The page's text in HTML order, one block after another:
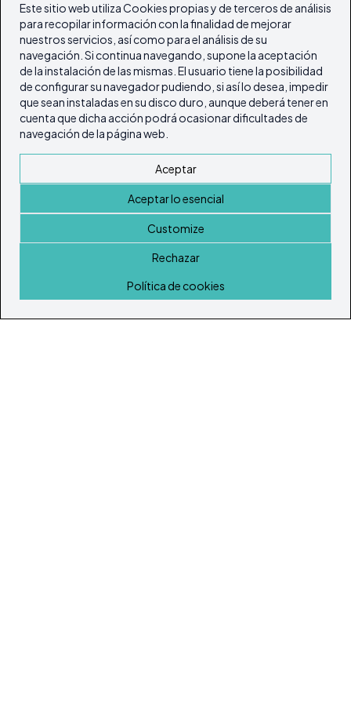
Este sitio web utiliza Cookies propias y de terceros de análisis
para recopilar información con la finalidad de mejorar
nuestros servicios, así como para el análisis de su
navegación. Si continua navegando, supone la aceptación
de la instalación de las mismas. El usuario tiene la posibilidad
de configurar su navegador pudiendo, si así lo desea, impedir
que sean instaladas en su disco duro, aunque deberá tener en
cuenta que dicha acción podrá ocasionar dificultades de
navegación de la página web.
Aceptar
Aceptar lo esencial
Customize
Rechazar
Política de cookies